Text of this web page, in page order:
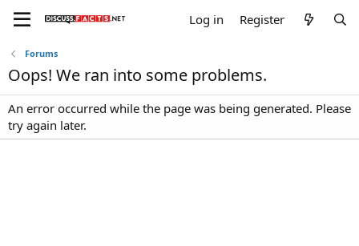
Log in Register
Forums
Oops! We ran into some problems.
An error occurred while the page was being generated. Please
try again later.